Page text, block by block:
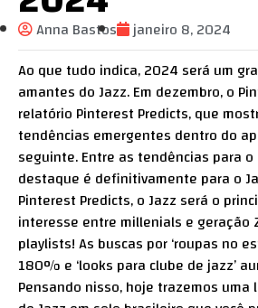
Anna Bastos
janeiro 8, 2024
Ao que tudo indica, 2024 será um
amantes do Jazz. Em dezembro, o
relatório Pinterest Predicts, que
tendências emergentes dentro do
seguinte. Entre as tendências para
destaque é definitivamente para o
Pinterest Predicts, o Jazz será o
interesse entre millenials e geração
playlists! As buscas por ‘roupas no
180% e ‘looks para clube de jazz’
Pensando nisso, hoje trazemos